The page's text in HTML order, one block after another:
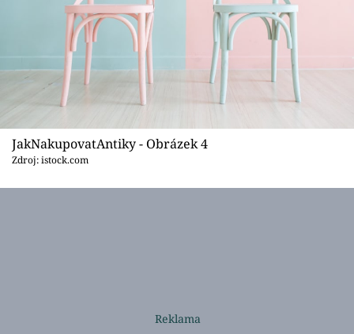
JakNakupovatAntiky - Obrázek 4
Zdroj: istock.com